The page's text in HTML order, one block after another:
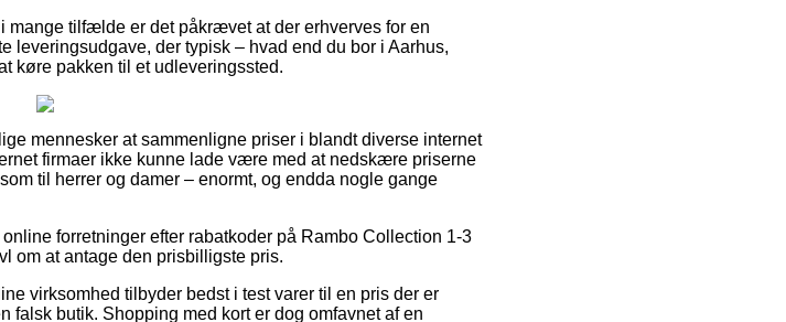
mange tilfælde er det påkrævet at der erhverves for en
leveringsudgave, der typisk – hvad end du bor i Aarhus,
køre pakken til et udleveringssted.
mennesker at sammenligne priser i blandt diverse internet
firmaer ikke kunne lade være med at nedskære priserne
til herrer og damer – enormt, og endda nogle gange
forretninger efter rabatkoder på Rambo Collection 1-3
om at antage den prisbilligste pris.
virksomhed tilbyder bedst i test varer til en pris der er
falsk butik. Shopping med kort er dog omfavnet af en